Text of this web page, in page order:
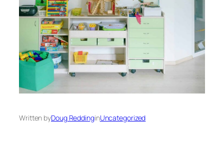
Written byDoug ReddinginUncategorized